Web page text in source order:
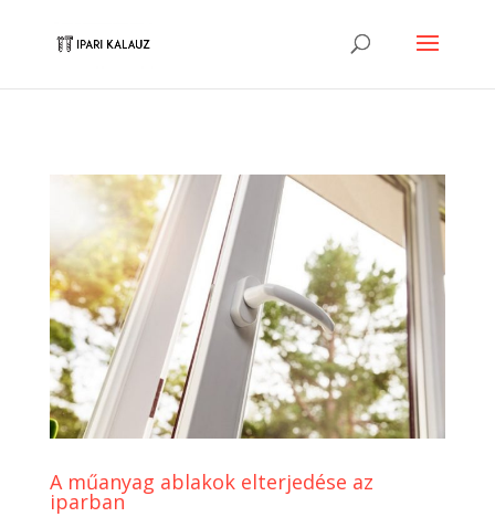
A műanyag ablakok elterjedése az
iparban